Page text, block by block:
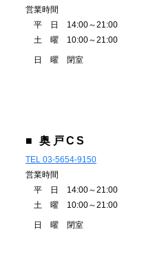
営業時間
平 日 14:00～21:00
土 曜 10:00～21:00
日 曜 閉室
■ 奥戸CS
TEL 03-5654-9150
営業時間
平 日 14:00～21:00
土 曜 10:00～21:00
日 曜 閉室